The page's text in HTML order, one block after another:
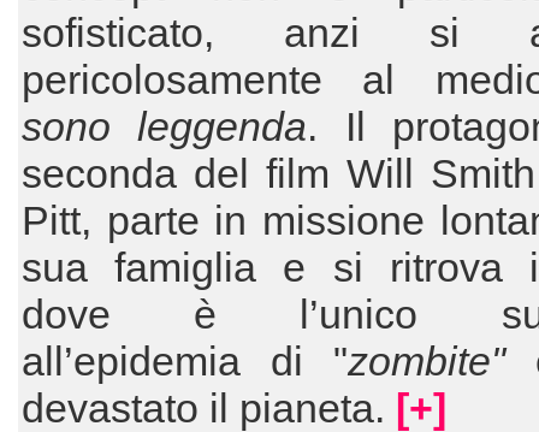
sofisticato, anzi si
pericolosamente al
sono leggenda. Il
seconda del film Will
Pitt, parte in missione
sua famiglia e si ritrova
dove è l’unico
all’epidemia di "zombite"
devastato il pianeta. [+]